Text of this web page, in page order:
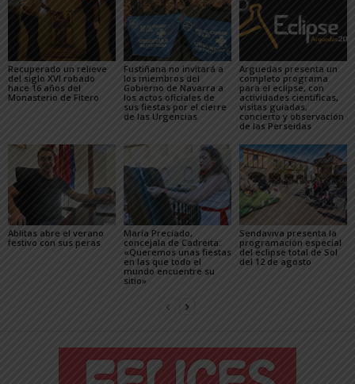
Recuperado un relieve
del siglo XVI robado
hace 16 años del
Monasterio de Fitero
Fustiñana no invitará a
los miembros del
Gobierno de Navarra a
los actos oficiales de
sus fiestas por el cierre
de las Urgencias
Arguedas presenta un
completo programa
para el eclipse, con
actividades científicas,
visitas guiadas,
concierto y observación
de las Perseidas
Ablitas abre el verano
festivo con sus peras
María Preciado,
concejala de Cadreita:
«Queremos unas fiestas
en las que todo el
mundo encuentre su
sitio»
Sendaviva presenta la
programación especial
del eclipse total de Sol
del 12 de agosto